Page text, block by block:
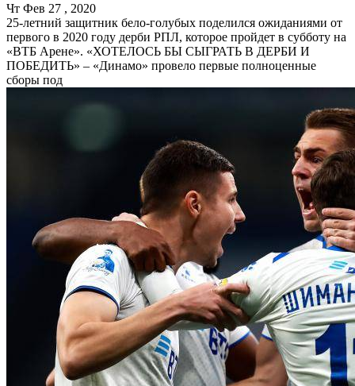
Чт Фев 27 , 2020
25-летний защитник бело-голубых поделился ожиданиями от
первого в 2020 году дерби РПЛ, которое пройдет в субботу на
«ВТБ Арене». «ХОТЕЛОСЬ БЫ СЫГРАТЬ В ДЕРБИ И
ПОБЕДИТЬ» – «Динамо» провело первые полноценные
сборы под